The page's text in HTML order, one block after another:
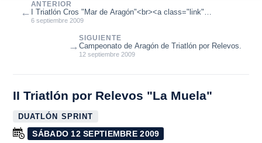
←
ANTERIOR
I Triatlón Cros "Mar de Aragón"<br><a class="link"
href="http://www.triatlonarag...
6 septiembre 2009
SIGUIENTE
Campeonato de Aragón de Triatlón por Relevos.
12 septiembre 2009
→
II Triatlón por Relevos "La Muela"
DUATLÓN SPRINT
SÁBADO 12 SEPTIEMBRE 2009